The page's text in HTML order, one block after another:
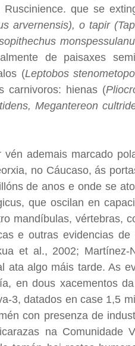
que se
arvernensis), o tapir
de paisaxes
(Leptobos
carnivoros: hienas (
Megantereon
vén ademais marcado
no Cáucaso, ás
de anos e onde se
que oscilan en
mandíbulas, vértebras,
e outras evidencias
et al., 2002;
ata algo máis tarde. As
en dous xacementos
3, datados en case 1,5
con presenza de
na